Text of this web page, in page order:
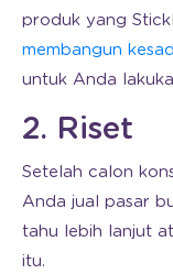
produk yang
membangun
untuk Anda
2. Riset
Setelah calon
Anda jual pasar
tahu lebih lanjut
itu.